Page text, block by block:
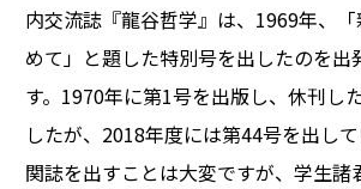
内交流誌『龍谷哲学』は、1969年、
めて」と題した特別号を出したのを出
す。1970年に第1号を出版し、休刊し
したが、2018年度には第44号を出し
関誌を出すことは大変ですが、学生諸